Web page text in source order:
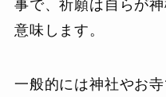
事で、祈願は自らが
意味します。
一般的には神社やお